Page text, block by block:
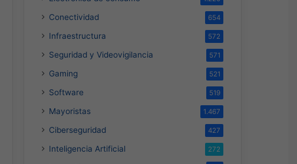
Conectividad 654
Infraestructura 572
Seguridad y Videovigilancia 571
Gaming 521
Software 519
Mayoristas 1.467
Ciberseguridad 427
Inteligencia Artificial 272